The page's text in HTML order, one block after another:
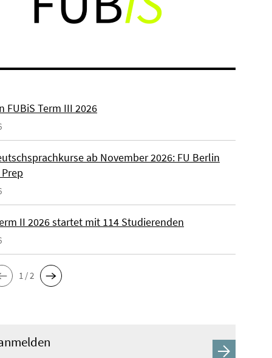
FUBiS Term III 2026
ab November 2026: FU Berlin
II 2026 startet mit 114 Studierenden
1 / 2